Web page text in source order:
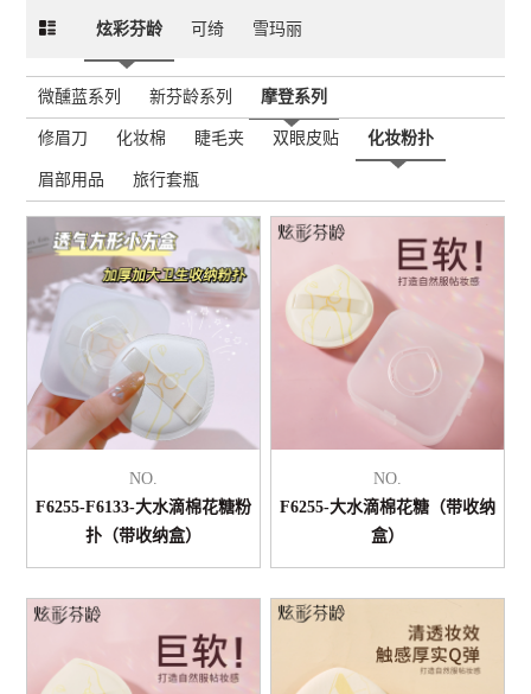
炫彩芬龄 可绮 雪玛丽
微醺蓝系列 新芬龄系列 摩登系列
修眉刀 化妆棉 睫毛夹 双眼皮贴 化妆粉扑
眉部用品 旅行套瓶
NO.
F6255-F6133-大水滴棉花糖粉
扑（带收纳盒）
NO.
F6255-大水滴棉花糖（带收纳
盒）